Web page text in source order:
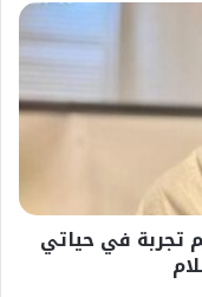
تجربة في حياتي